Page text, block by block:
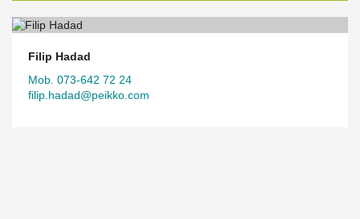
Filip Hadad
Mob. 073-642 72 24
filip.hadad@peikko.com